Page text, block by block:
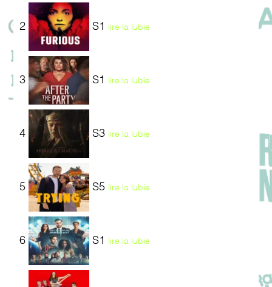
2 S1 lire la lubie
3 S1 lire la lubie
4 S3 lire la lubie
5 S5 lire la lubie
6 S1 lire la lubie